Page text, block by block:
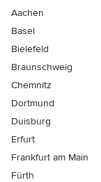
Aachen
Basel
Bielefeld
Braunschweig
Chemnitz
Dortmund
Duisburg
Erfurt
Frankfurt am Main
Fürth